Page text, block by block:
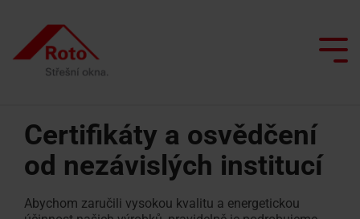
main
content.
Jsme s vámi
Renovace s Roto
Chytrá domácnost
Péče o střešní okna
Všechna střešní okna
okno
Doplňková okna
na
Služby Proč spolupracovat s Roto?
Architekti a projektanti
Certifikáty a osvědčení
od nezávislých institucí
Abychom zaručili vysokou kvalitu a energetickou